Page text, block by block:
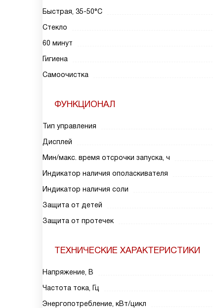
Быстрая, 35-50°С
Стекло
60 минут
Гигиена
Самоочистка
ФУНКЦИОНАЛ
Тип управления
Дисплей
Мин/макс. время отсрочки запуска, ч
Индикатор наличия ополаскивателя
Индикатор наличия соли
Защита от детей
Защита от протечек
ТЕХНИЧЕСКИЕ ХАРАКТЕРИСТИКИ
Напряжение, В
Частота тока, Гц
Энергопотребление, кВт/цикл